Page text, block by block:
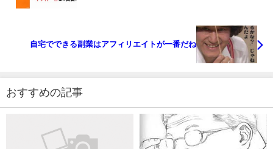
自宅でできる副業はアフィリエイトが一番だね
おすすめの記事